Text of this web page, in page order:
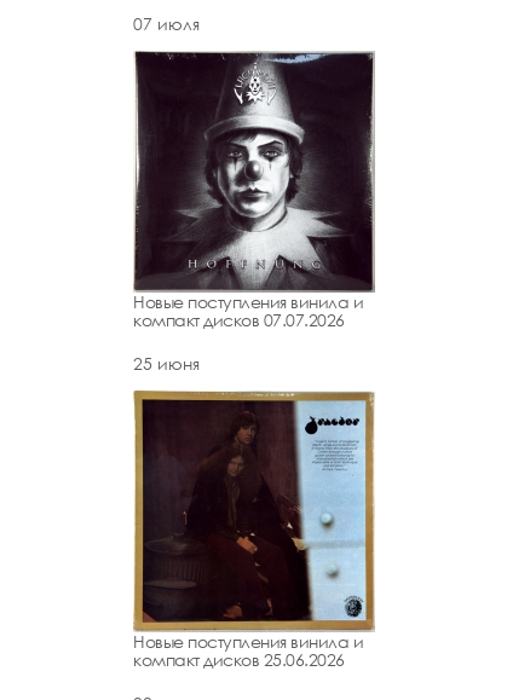
07 июля
Новые поступления винила и
компакт дисков 07.07.2026
25 июня
Новые поступления винила и
компакт дисков 25.06.2026